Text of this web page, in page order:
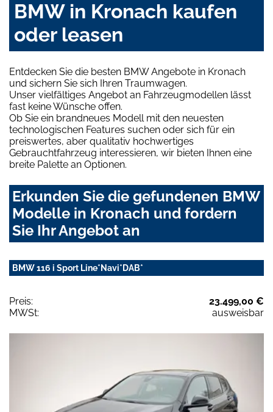
BMW in Kronach kaufen
oder leasen
Entdecken Sie die besten BMW Angebote in Kronach
und sichern Sie sich Ihren Traumwagen.
Unser vielfältiges Angebot an Fahrzeugmodellen lässt
fast keine Wünsche offen.
Ob Sie ein brandneues Modell mit den neuesten
technologischen Features suchen oder sich für ein
preiswertes, aber qualitativ hochwertiges
Gebrauchtfahrzeug interessieren, wir bieten Ihnen eine
breite Palette an Optionen.
Erkunden Sie die gefundenen BMW
Modelle in Kronach und fordern
Sie Ihr Angebot an
BMW 116 i Sport Line*Navi*DAB*
Preis:
23.499,00 €
MWSt:
ausweisbar